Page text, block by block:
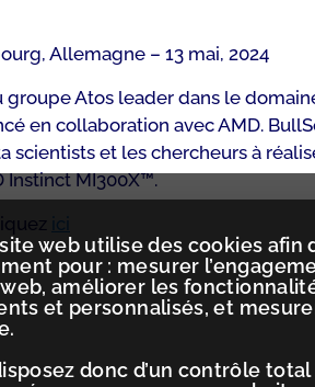
web utilise des cookies afin
pour : mesurer
améliorer les
et personnalisés, et
donc d’un contrôle
Allemagne – 13 mai, 2024
groupe Atos leader dans le
en collaboration avec AMD.
scientists et les chercheurs à
Instinct MI300X™.
ici